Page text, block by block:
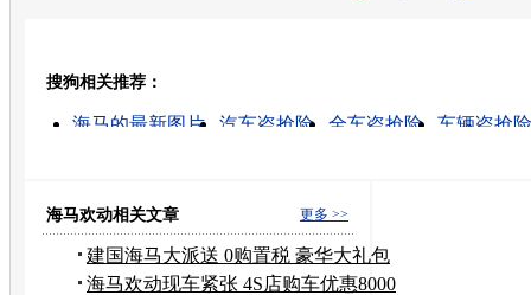
搜狗相关推荐：
海马的最新图片 汽车盗抢险 全车盗抢险
车辆盗抢险
更多 >>
海马欢动相关文章
建国海马大派送 0购置税 豪华大礼包
海马欢动现车紧张 4S店购车优惠8000